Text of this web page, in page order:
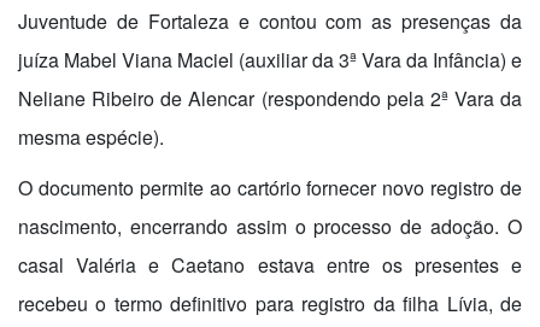
Juventude de Fortaleza e contou com as presenças da
juíza Mabel Viana Maciel (auxiliar da 3ª Vara da Infância) e
Neliane Ribeiro de Alencar (respondendo pela 2ª Vara da
mesma espécie).
O documento permite ao cartório fornecer novo registro de
nascimento, encerrando assim o processo de adoção. O
casal Valéria e Caetano estava entre os presentes e
recebeu o termo definitivo para registro da filha Lívia, de